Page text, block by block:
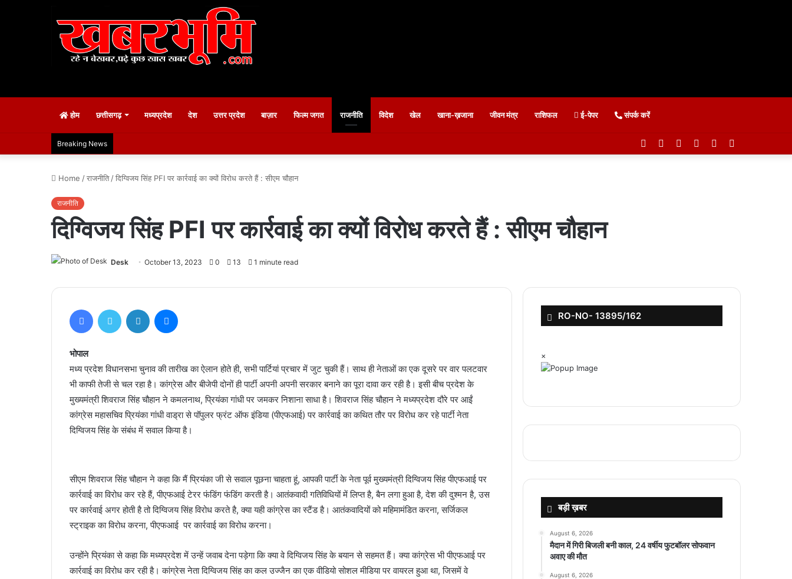
होम छत्तीसगढ़ मध्यप्रदेश देश उत्तर प्रदेश बाज़ार फिल्म जगत राजनीति विदेश खेल खाना-ख़जाना जीवन मंत्र राशिफल ई-पेपर संपर्क करें
Breaking News Telegram
Instagram
YouTube
Twitter
Facebook
Home /राजनीति /दिग्विजय सिंह PFI पर कार्रवाई का क्यों विरोध करते हैं : सीएम चौहान
राजनीति
दिग्विजय सिंह PFI पर कार्रवाई का क्यों विरोध करते हैं : सीएम चौहान
Desk October 13, 2023 0 13 1 minute read
भोपाल
मध्य प्रदेश विधानसभा चुनाव की तारीख का ऐलान होते ही, सभी पार्टियां प्रचार में जुट चुकी हैं। साथ ही नेताओं का एक दूसरे पर वार पलटवार
भी काफी तेजी से चल रहा है। कांग्रेस और बीजेपी दोनों ही पार्टी अपनी अपनी सरकार बनाने का पूरा दावा कर रही है। इसी बीच प्रदेश के
मुख्यमंत्री शिवराज सिंह चौहान ने कमलनाथ, प्रियंका गांधी पर जमकर निशाना साधा है। शिवराज सिंह चौहान ने मध्यप्रदेश दौरे पर आईं
कांग्रेस महासचिव प्रियंका गांधी वाड्रा से पॉपुलर फ्रंट ऑफ इंडिया (पीएफआई) पर कार्रवाई का कथित तौर पर विरोध कर रहे पार्टी नेता
दिग्विजय सिंह के संबंध में सवाल किया है।
सीएम शिवराज सिंह चौहान ने कहा कि मैं प्रियंका जी से सवाल पूछना चाहता हूं, आपकी पार्टी के नेता पूर्व मुख्यमंत्री दिग्विजय सिंह पीएफआई पर
कार्रवाई का विरोध कर रहे हैं, पीएफआई टेरर फंडिंग फंडिंग करती है। आतंकवादी गतिविधियों में लिप्त है, बैन लगा हुआ है, देश की दुश्मन है, उस
पर कार्रवाई अगर होती है तो दिग्विजय सिंह विरोध करते है, क्या यही कांग्रेस का स्टैंड है। आतंकवादियों को महिमामंडित करना, सर्जिकल
स्ट्राइक का विरोध करना, पीएफआई पर कार्रवाई का विरोध करना।
उन्होंने प्रियंका से कहा कि मध्यप्रदेश में उन्हें जवाब देना पड़ेगा कि क्या वे दिग्विजय सिंह के बयान से सहमत हैं। क्या कांग्रेस भी पीएफआई पर
कार्रवाई का विरोध कर रही है। कांग्रेस नेता दिग्विजय सिंह का कल उज्जैन का एक वीडियो सोशल मीडिया पर वायरल हुआ था, जिसमें वे
RO-NO- 13895/162
×
बड़ी ख़बर
August 6, 2026
मैदान में गिरी बिजली बनी काल, 24 वर्षीय फुटबॉलर सोफवान
अवाए की मौत
August 6, 2026